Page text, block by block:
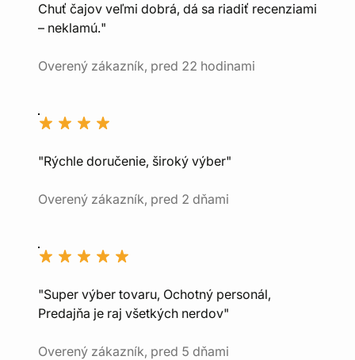
Chuť čajov veľmi dobrá, dá sa riadiť recenziami
– neklamú."
Overený zákazník, pred 22 hodinami
"Rýchle doručenie, široký výber"
Overený zákazník, pred 2 dňami
"Super výber tovaru, Ochotný personál,
Predajňa je raj všetkých nerdov"
Overený zákazník, pred 5 dňami